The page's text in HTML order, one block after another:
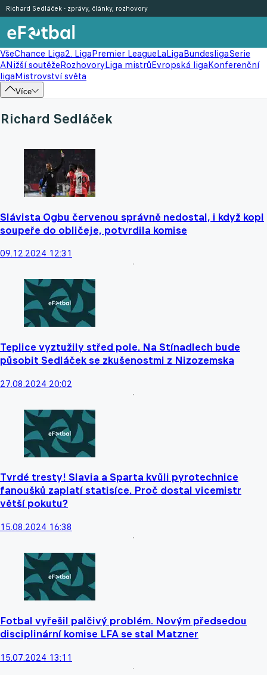
VšeChance Liga2. LigaPremier LeagueLaLigaBundesligaSerie
ANižší soutěžeRozhovoryLiga mistrůEvropská ligaKonferenční
ligaMistrovství světa
Více
Richard Sedláček - zprávy, články, rozhovory
Richard Sedláček
Slávista Ogbu červenou správně nedostal, i když kopl
soupeře do obličeje, potvrdila komise
09.12.2024 12:31
Teplice vyztužily střed pole. Na Stínadlech bude
působit Sedláček se zkušenostmi z Nizozemska
27.08.2024 20:02
Tvrdé tresty! Slavia a Sparta kvůli pyrotechnice
fanoušků zaplatí statisíce. Proč dostal vicemistr
větší pokutu?
15.08.2024 16:38
Fotbal vyřešil palčivý problém. Novým předsedou
disciplinární komise LFA se stal Matzner
15.07.2024 13:11